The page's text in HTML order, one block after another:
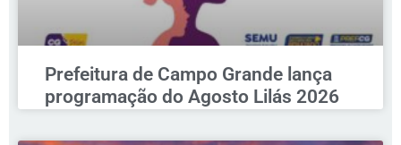
Prefeitura de Campo Grande lança
programação do Agosto Lilás 2026